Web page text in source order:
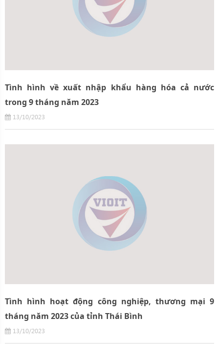
Tình hình về xuất nhập khẩu hàng hóa cả nước
trong 9 tháng năm 2023
13/10/2023
Tình hình hoạt động công nghiệp, thương mại 9
tháng năm 2023 của tỉnh Thái Bình
13/10/2023